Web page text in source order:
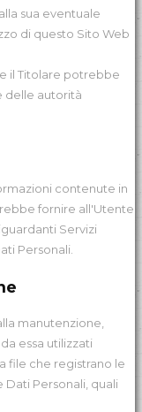
sua eventuale
di questo Sito Web
il Titolare potrebbe
delle autorità
contenute in
fornire all'Utente
Servizi
Personali.
manutenzione,
essa utilizzati
file che registrano le
Personali, quali